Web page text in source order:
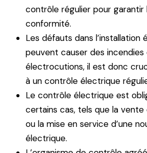
contrôle régulier pour
conformité.
Les défauts dans l’installation
peuvent causer des
électrocutions, il est donc
à un contrôle électrique
Le contrôle électrique est
certains cas, tels que la vente
ou la mise en service d’une
électrique.